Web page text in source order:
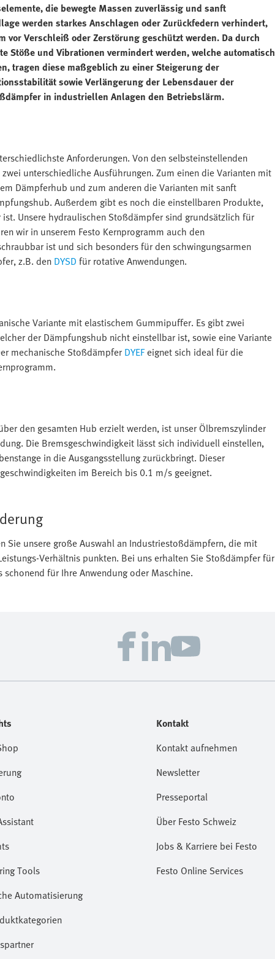
die bewegte Massen zuverlässig und sanft
werden starkes Anschlagen oder Zurückfedern verhindert,
Verschleiß oder Zerstörung geschützt werden. Da durch
Stöße und Vibrationen vermindert werden, welche automatisch
tragen diese maßgeblich zu einer Steigerung der
sowie Verlängerung der Lebensdauer der
in industriellen Anlagen den Betriebslärm.
Anforderungen. Von den selbsteinstellenden
unterschiedliche Ausführungen. Zum einen die Varianten mit
Dämpferhub und zum anderen die Varianten mit sanft
Außerdem gibt es noch die einstellbaren Produkte,
Unsere hydraulischen Stoßdämpfer sind grundsätzlich für
wir in unserem Festo Kernprogramm auch den
ist und sich besonders für den schwingungsarmen
z.B. den DYSD für rotative Anwendungen.
Variante mit elastischem Gummipuffer. Es gibt zwei
der Dämpfungshub nicht einstellbar ist, sowie eine Variante
mechanische Stoßdämpfer DYEFeignet sich ideal für die
den gesamten Hub erzielt werden, ist unser Ölbremszylinder
Die Bremsgeschwindigkeit lässt sich individuell einstellen,
in die Ausgangsstellung zurückbringt. Dieser
im Bereich bis 0.1 m/s geeignet.
Sie unsere große Auswahl an Industriestoßdämpfern, die mit
Verhältnis punkten. Bei uns erhalten Sie Stoßdämpfer für
für Ihre Anwendung oder Maschine.
Tools
Automatisierung
Kontakt
Kontakt aufnehmen
Newsletter
Presseportal
Über Festo Schweiz
Jobs & Karriere bei Festo
Festo Online Services